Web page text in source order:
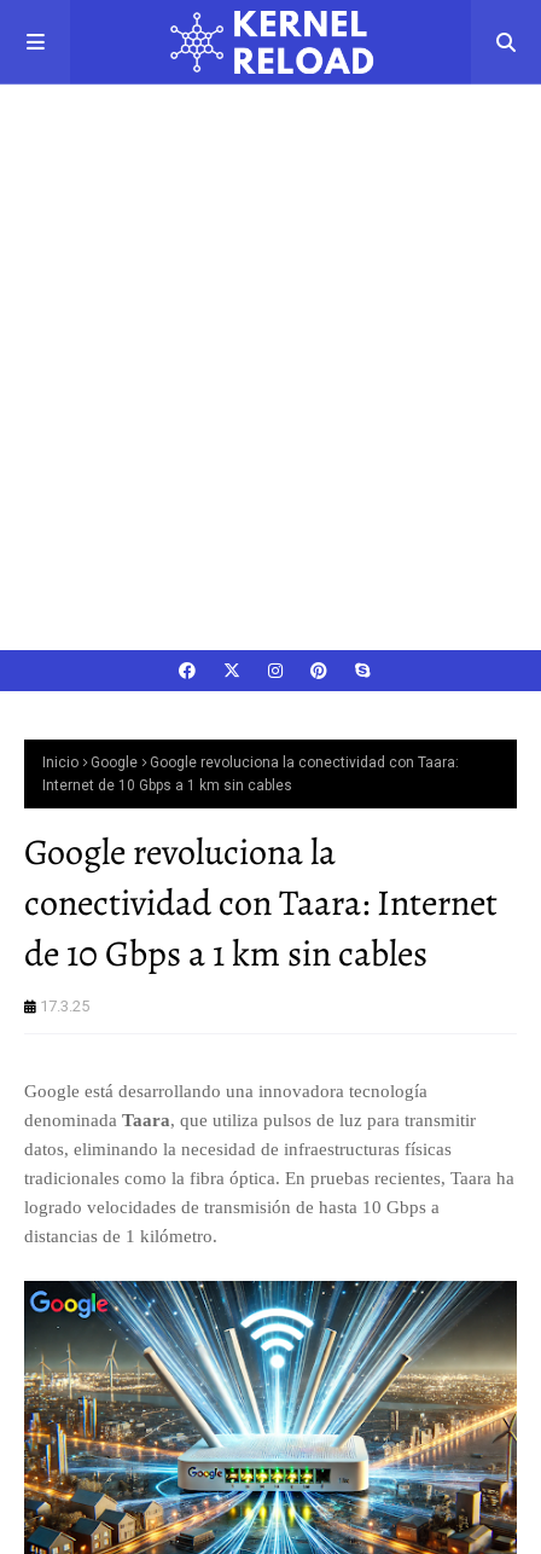
Inicio Google
Google revoluciona la conectividad con Taara:
Internet de 10 Gbps a 1 km sin cables
Google revoluciona la
conectividad con Taara: Internet
de 10 Gbps a 1 km sin cables
17.3.25
Google está desarrollando una innovadora tecnología
denominada Taara, que utiliza pulsos de luz para transmitir
datos, eliminando la necesidad de infraestructuras físicas
tradicionales como la fibra óptica. En pruebas recientes, Taara ha
logrado velocidades de transmisión de hasta 10 Gbps a
distancias de 1 kilómetro.